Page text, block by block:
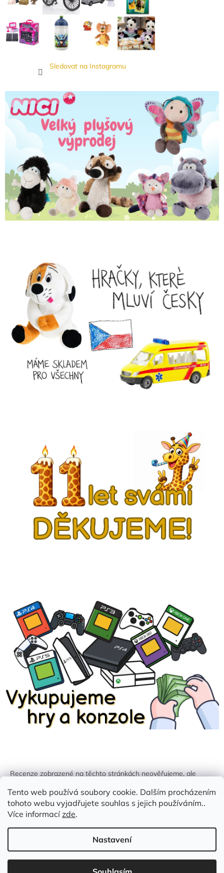
Tento web používá soubory cookie. Dalším procházením
tohoto webu vyjadřujete souhlas s jejich používáním..
Více informacízde.
Nastavení
Sledovat na Instagramu
Recenze zobrazené na těchto stránkách neověřujeme, ale
identifikován.
Vytvořil Shoptet